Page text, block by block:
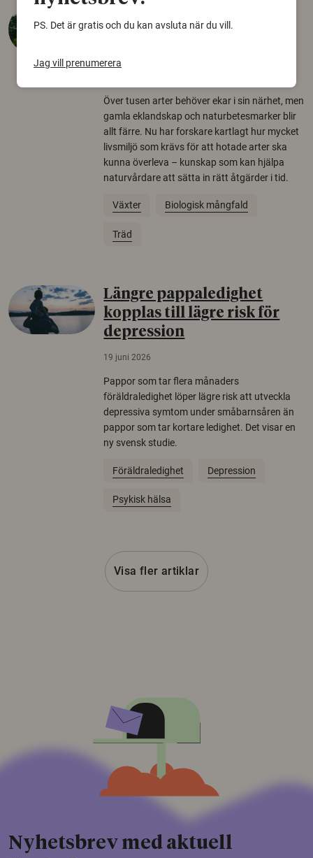
krävs för att rädda hotade
Över tusen arter behöver ekar i sin närhet, men
gamla eklandskap och naturbetesmarker blir
allt färre. Nu har forskare kartlagt hur mycket
livsmiljö som krävs för att hotade arter ska
kunna överleva – kunskap som kan hjälpa
naturvårdare att sätta in rätt åtgärder i tid.
Växter Biologisk mångfald
Träd
Längre pappaledighet
kopplas till lägre risk för
depression
19 juni 2026
Pappor som tar flera månaders
föräldraledighet löper lägre risk att utveckla
depressiva symtom under småbarnsåren än
pappor som tar kortare ledighet. Det visar en
ny svensk studie.
Föräldraledighet Depression
Psykisk hälsa
Visa fler artiklar
Nyhetsbrev med aktuell
PS. Det är gratis och du kan avsluta när du vill.
Jag vill prenumerera